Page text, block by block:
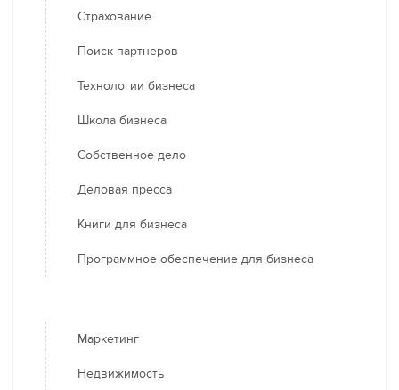
Страхование
Поиск партнеров
Технологии бизнеса
Школа бизнеса
Собственное дело
Деловая пресса
Книги для бизнеса
Программное обеспечение для бизнеса
Маркетинг
Недвижимость